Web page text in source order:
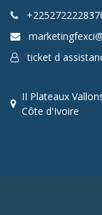
ticket d
II Plateaux
Côte d'Ivoire